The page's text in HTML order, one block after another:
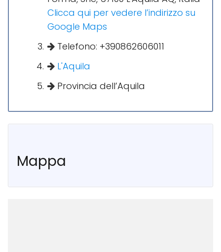
Clicca qui per vedere l’indirizzo su
Google Maps
Telefono: +390862606011
L'Aquila
Provincia dell’Aquila
Mappa